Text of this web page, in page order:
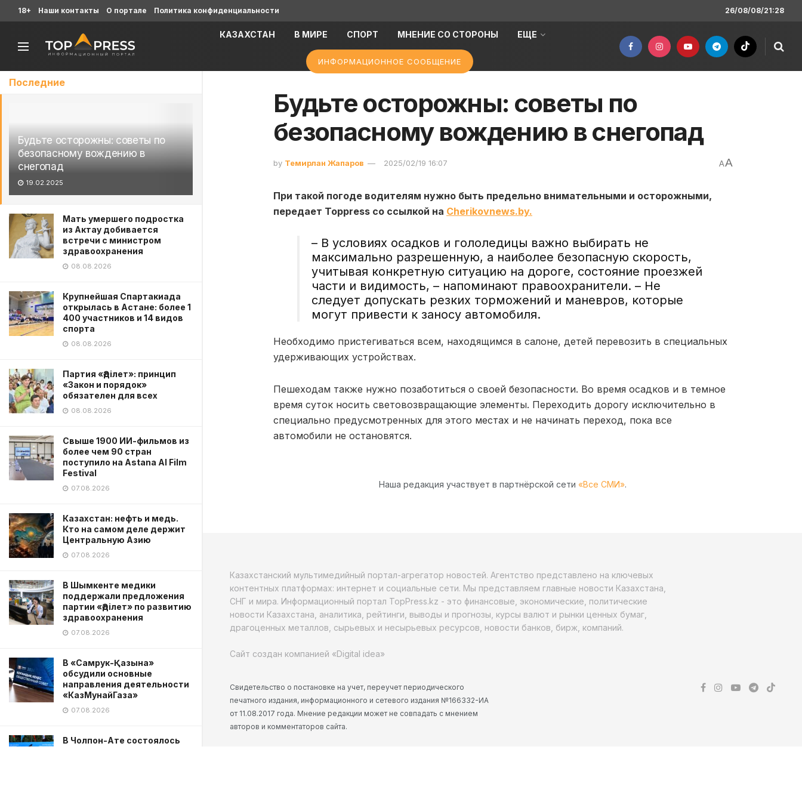
Последние
Будьте осторожны: советы по
безопасному вождению в
снегопад
19.02.2025
Мать умершего подростка
из Актау добивается
встречи с министром
здравоохранения
08.08.2026
Крупнейшая Спартакиада
открылась в Астане: более 1
400 участников и 14 видов
спорта
08.08.2026
Партия «Әділет»: принцип
«Закон и порядок»
обязателен для всех
08.08.2026
Свыше 1900 ИИ-фильмов из
более чем 90 стран
поступило на Astana AI Film
Festival
07.08.2026
Казахстан: нефть и медь.
Кто на самом деле держит
Центральную Азию
07.08.2026
В Шымкенте медики
поддержали предложения
партии «Әділет» по развитию
здравоохранения
07.08.2026
В «Самрук-Қазына»
обсудили основные
направления деятельности
«КазМунайГаза»
07.08.2026
В Чолпон-Ате состоялось
18+ Наши контакты О портале Политика конфиденциальности 26/08/08/21:28
КАЗАХСТАН В МИРЕ СПОРТ МНЕНИЕ СО СТОРОНЫ ЕЩЕ
ИНФОРМАЦИОННОЕ СООБЩЕНИЕ
Будьте осторожны: советы по
безопасному вождению в снегопад
by Темирлан Жапаров 2025/02/19 16:07 AA
При такой погоде водителям нужно быть предельно внимательными и осторожными,
передает Toppress со ссылкой на Сherikovnews.by.
– В условиях осадков и гололедицы важно выбирать не
максимально разрешенную, а наиболее безопасную скорость,
учитывая конкретную ситуацию на дороге, состояние проезжей
части и видимость, – напоминают правоохранители. – Не
следует допускать резких торможений и маневров, которые
могут привести к заносу автомобиля.
Необходимо пристегиваться всем, находящимся в салоне, детей перевозить в специальных
удерживающих устройствах.
Пешеходам также нужно позаботиться о своей безопасности. Во время осадков и в темное
время суток носить световозвращающие элементы. Переходить дорогу исключительно в
специально предусмотренных для этого местах и не начинать переход, пока все
автомобили не остановятся.
Наша редакция участвует в партнёрской сети «Все СМИ».
Казахстанский мультимедийный портал-агрегатор новостей. Агентство представлено на ключевых
контентных платформах: интернет и социальные сети. Мы представляем главные новости Казахстана,
СНГ и мира. Информационный портал TopPress.kz - это финансовые, экономические, политические
новости Казахстана, аналитика, рейтинги, выводы и прогнозы, курсы валют и рынки ценных бумаг,
драгоценных металлов, сырьевых и несырьевых ресурсов, новости банков, бирж, компаний.
Сайт создан компанией «Digital idea»
Свидетельство о постановке на учет, переучет периодического
печатного издания, информационного и сетевого издания №166332-ИА
от 11.08.2017 года. Мнение редакции может не совпадать с мнением
авторов и комментаторов сайта.